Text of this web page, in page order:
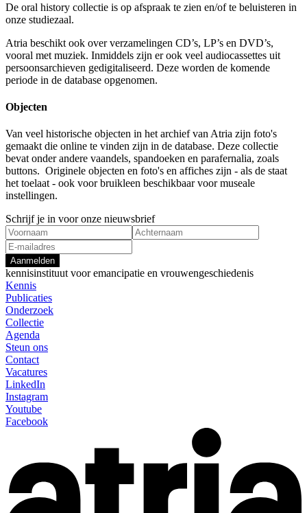
De oral history collectie is op afspraak te zien en/of te beluisteren in
onze studiezaal.
Atria beschikt ook over verzamelingen CD’s, LP’s en DVD’s,
vooral met muziek. Inmiddels zijn er ook veel audiocassettes uit
persoonsarchieven gedigitaliseerd. Deze worden de komende
periode in de database opgenomen.
Objecten
Van veel historische objecten in het archief van Atria zijn foto's
gemaakt die online te vinden zijn in de database. Deze collectie
bevat onder andere vaandels, spandoeken en parafernalia, zoals
buttons. Originele objecten en foto's en affiches zijn - als de staat
het toelaat - ook voor bruikleen beschikbaar voor museale
instellingen.
Schrijf je in voor onze nieuwsbrief
Aanmelden
kennisinstituut voor emancipatie en vrouwengeschiedenis
Kennis
Publicaties
Onderzoek
Collectie
Agenda
Steun ons
Contact
Vacatures
LinkedIn
Instagram
Youtube
Facebook